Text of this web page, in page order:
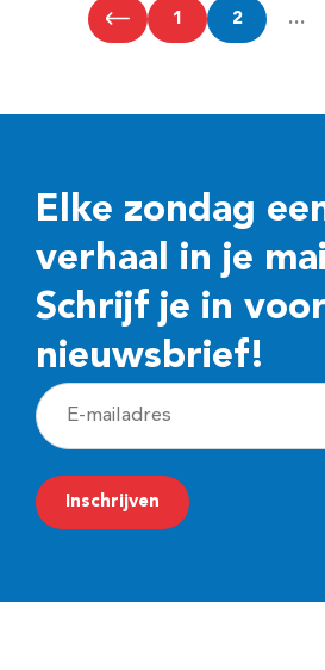
1 2 …
Elke zondag
verhaal in je
Schrijf je in
nieuwsbrief!
E
-
m
a
Inschrijven